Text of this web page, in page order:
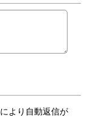
より自動返信が